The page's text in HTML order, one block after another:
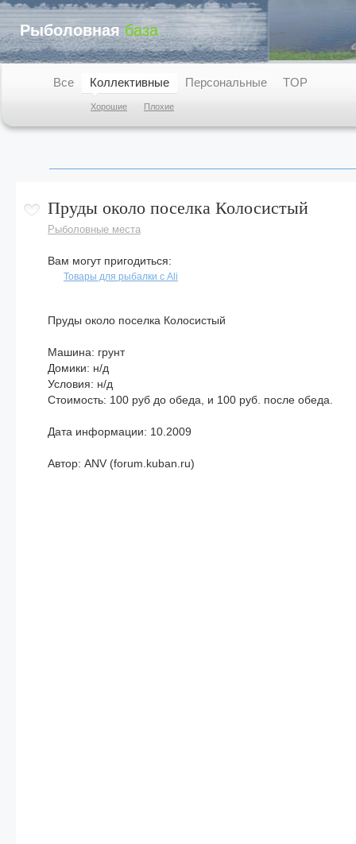
Рыболовная база
Блоги Рыболовные места Люди О проекте
Все Коллективные
Хорошие Плохие
Персональные TOP
Пруды около поселка Колосистый
Рыболовные места
Вам могут пригодиться:
Товары для рыбалки с Ali
Пруды около поселка Колосистый
Машина: грунт
Домики: н/д
Условия: н/д
Стоимость: 100 руб до обеда, и 100 руб. после обеда.
Дата информации: 10.2009
Автор: ANV (forum.kuban.ru)